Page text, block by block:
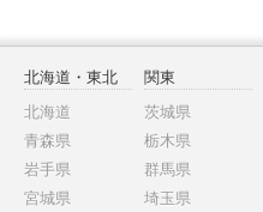
北海道・東北
北海道
青森県
岩手県
宮城県
関東
茨城県
栃木県
群馬県
埼玉県